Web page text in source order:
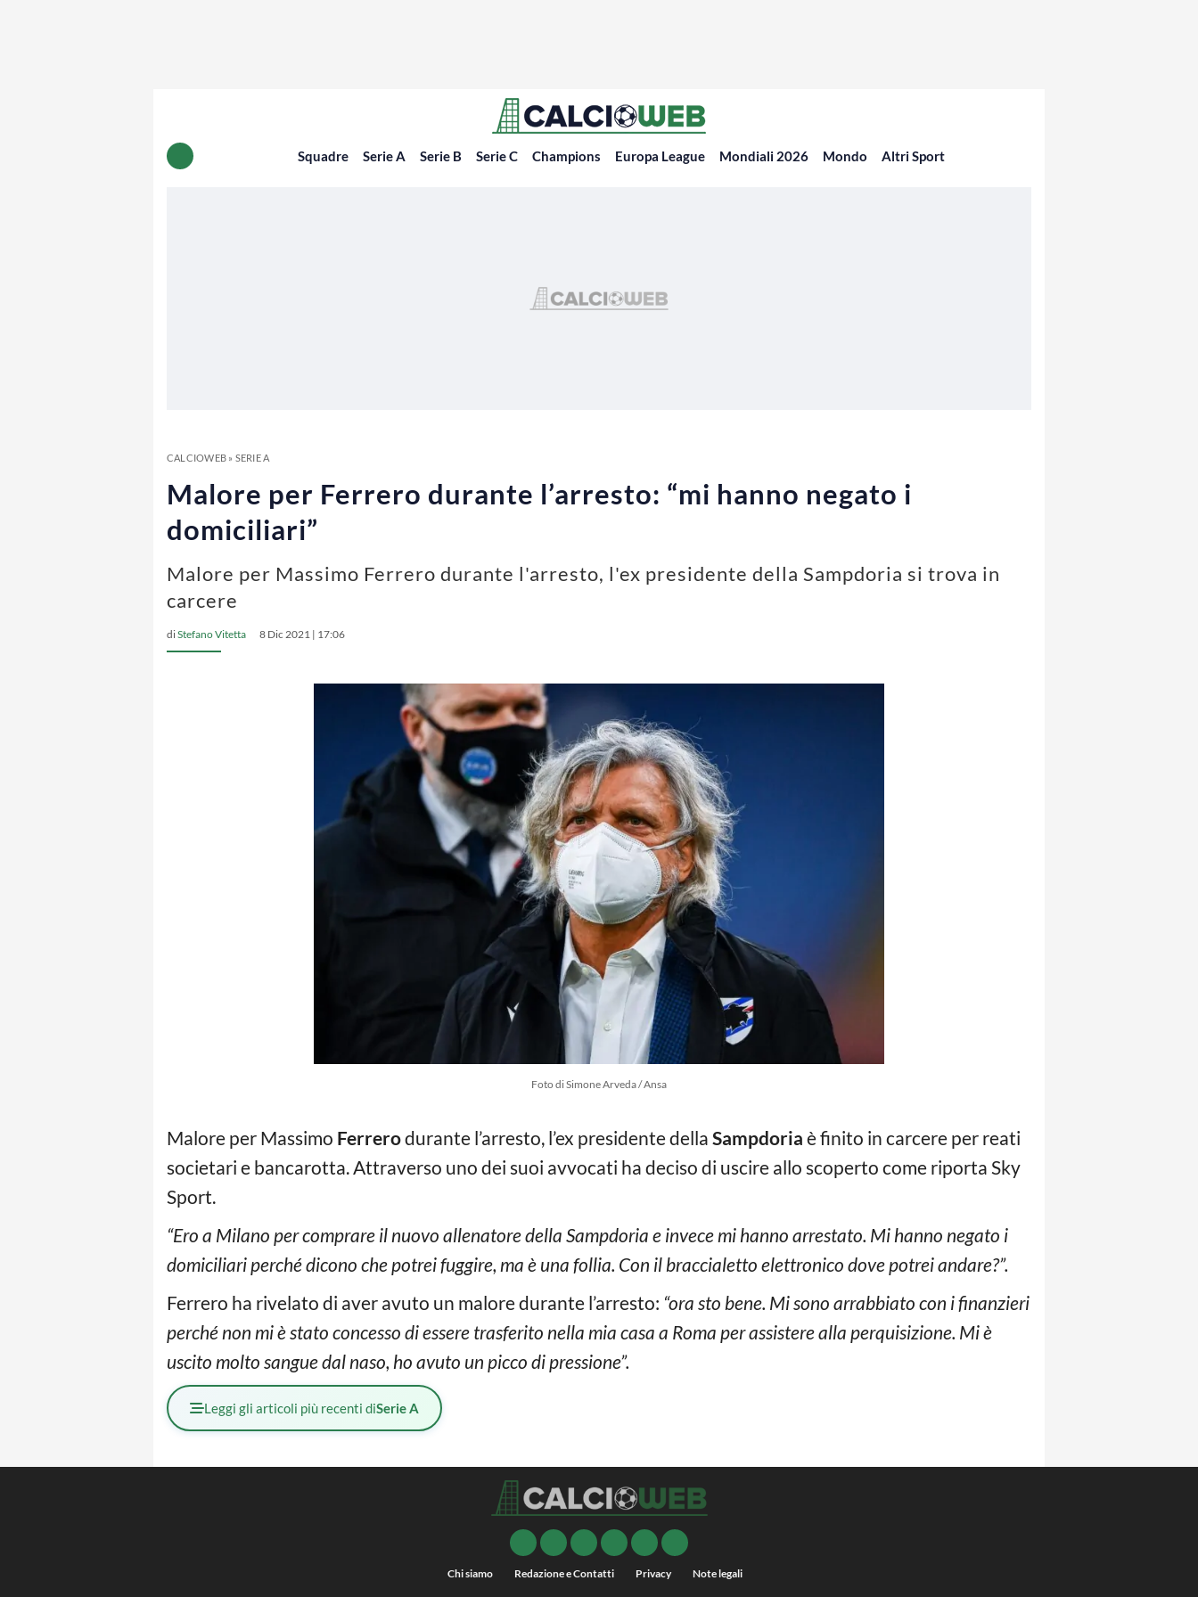
Squadre Serie A Serie B Serie C Champions Europa League Mondiali 2026 Mondo Altri Sport
CALCIOWEB» SERIE A
Malore per Ferrero durante l’arresto: “mi hanno negato i
domiciliari”
Malore per Massimo Ferrero durante l'arresto, l'ex presidente della Sampdoria si trova in
carcere
diStefano Vitetta 8 Dic 2021 | 17:06
Foto di Simone Arveda / Ansa
Malore per Massimo Ferrerodurante l’arresto, l’ex presidente della Sampdoria è finito in carcere per reati
societari e bancarotta. Attraverso uno dei suoi avvocati ha deciso di uscire allo scoperto come riporta Sky
Sport.
“Ero a Milano per comprare il nuovo allenatore della Sampdoria e invece mi hanno arrestato. Mi hanno negato i
domiciliari perché dicono che potrei fuggire, ma è una follia. Con il braccialetto elettronico dove potrei andare?”.
Ferrero ha rivelato di aver avuto un malore durante l’arresto: “ora sto bene. Mi sono arrabbiato con i finanzieri
perché non mi è stato concesso di essere trasferito nella mia casa a Roma per assistere alla perquisizione. Mi è
uscito molto sangue dal naso, ho avuto un picco di pressione”.
Leggi gli articoli più recenti diSerie A
Chi siamo Redazione e Contatti Privacy Note legali